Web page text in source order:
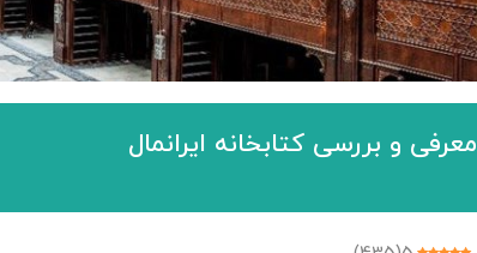
معرفی و بررسی کتابخانه ایرانمال